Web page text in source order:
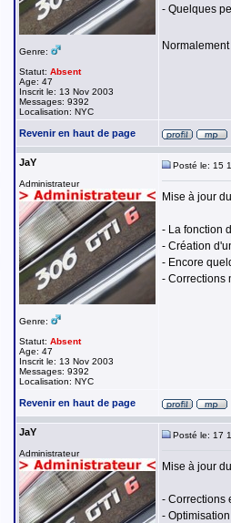
Genre:
Statut: Absent
Age: 47
Inscrit le: 13 Nov 2003
Messages: 9392
Localisation: NYC
- Quelques
Revenir en haut de page
JaY
Administrateur
Genre:
Statut: Absent
Age: 47
Inscrit le: 13 Nov 2003
Messages: 9392
Localisation: NYC
Posté le: 15
Mise à jour
- La fonction
- Création
- Encore
- Corrections
Revenir en haut de page
JaY
Administrateur
Posté le: 17
Mise à jour
- Corrections
-